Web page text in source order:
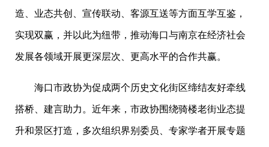
造、业态共创、宣传联动、客源互送等方面互学互鉴，
实现双赢，并以此为纽带，推动海口与南京在经济社会
发展各领域开展更深层次、更高水平的合作共赢。
海口市政协为促成两个历史文化街区缔结友好牵线
搭桥、建言助力。近年来，市政协围绕骑楼老街业态提
升和景区打造，多次组织界别委员、专家学者开展专题